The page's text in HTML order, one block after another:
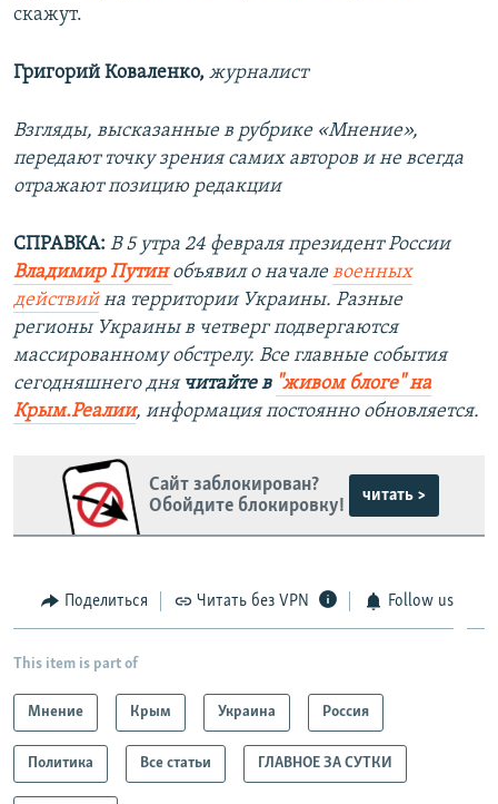
скажут.
Григорий Коваленко, журналист
Взгляды, высказанные в рубрике «Мнение»,
передают точку зрения самих авторов и не всегда
отражают позицию редакции
СПРАВКА: В 5 утра 24 февраля президент России
Владимир Путин объявил о началевоенных
действийна территории Украины. Разные
регионы Украины в четверг подвергаются
массированному обстрелу. Все главные события
сегодняшнего дня читайте в "живом блоге" на
Крым.Реалии, информация постоянно обновляется.
Сайт заблокирован?
Обойдите блокировку!
читать >
Поделиться Читать без VPN Follow us
This item is part of
Мнение Крым Украина Россия
Политика Все статьи ГЛАВНОЕ ЗА СУТКИ